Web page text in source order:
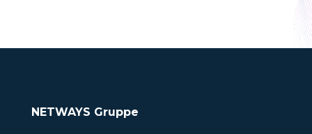
NETWAYS Gruppe